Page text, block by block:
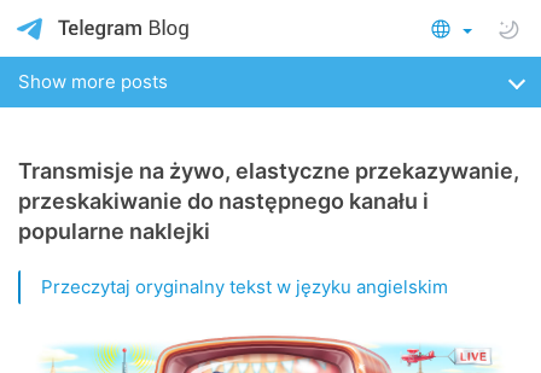
Show more posts
Transmisje na żywo, elastyczne przekazywanie,
przeskakiwanie do następnego kanału i
popularne naklejki
Przeczytaj oryginalny tekst w języku angielskim